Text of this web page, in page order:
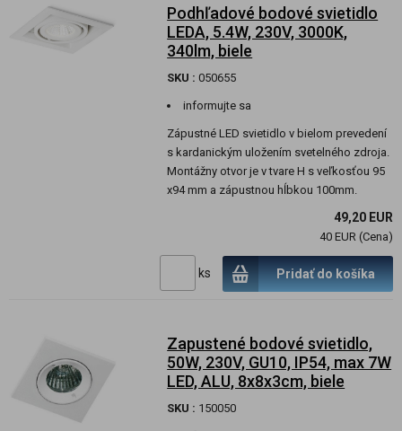
Podhľadové bodové svietidlo
LEDA, 5.4W, 230V, 3000K,
340lm, biele
SKU : 050655
informujte sa
Zápustné LED svietidlo v bielom prevedení
s kardanickým uložením svetelného zdroja.
Montážny otvor je v tvare H s veľkosťou 95
x94 mm a zápustnou hĺbkou 100mm.
49,20 EUR
40 EUR (Cena)
ks Pridať do košíka
Zapustené bodové svietidlo,
50W, 230V, GU10, IP54, max 7W
LED, ALU, 8x8x3cm, biele
SKU : 150050